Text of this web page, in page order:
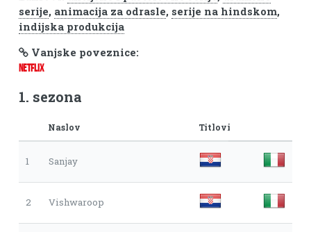
serije, animacija za odrasle, serije na hindskom,
indijska produkcija
Vanjske poveznice:
NETFLIX
1. sezona
Naslov Titlovi
1 Sanjay
2 Vishwaroop